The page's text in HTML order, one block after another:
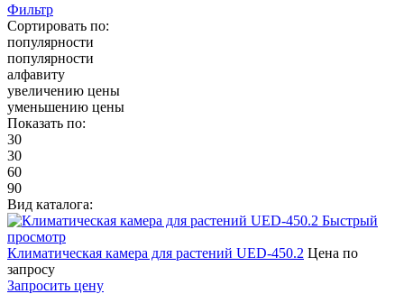
Фильтр
Сортировать по:
популярности
популярности
алфавиту
увеличению цены
уменьшению цены
Показать по:
30
30
60
90
Вид каталога:
Быстрый
просмотр
Климатическая камера для растений UED-450.2 Цена по
запросу
Запросить цену